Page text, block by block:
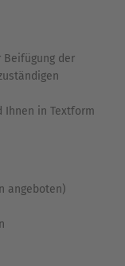
Beifügung der
Ihnen in Textform
angeboten)